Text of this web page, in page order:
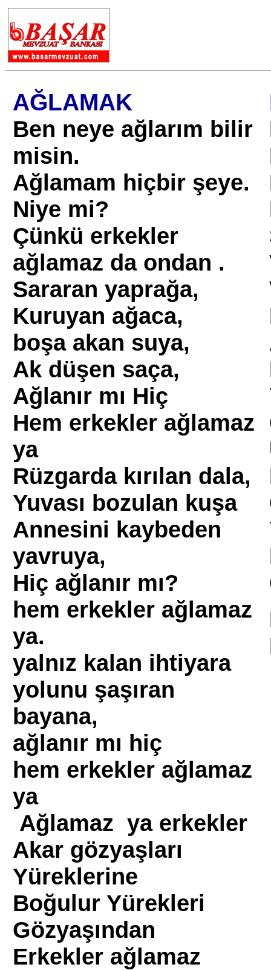
AĞLAMAK
Ben neye ağlarım bilir
misin.
Ağlamam hiçbir şeye.
Niye mi?
Çünkü erkekler
ağlamaz da ondan .
Sararan yaprağa,
Kuruyan ağaca,
boşa akan suya,
Ak düşen saça,
Ağlanır mı Hiç
Hem erkekler ağlamaz
ya
Rüzgarda kırılan dala,
Yuvası bozulan kuşa
Annesini kaybeden
yavruya,
Hiç ağlanır mı?
hem erkekler ağlamaz
ya.
yalnız kalan ihtiyara
yolunu şaşıran
bayana,
ağlanır mı hiç
hem erkekler ağlamaz
ya
Ağlamaz ya erkekler
Akar gözyaşları
Yüreklerine
Boğulur Yürekleri
Gözyaşından
Erkekler ağlamaz